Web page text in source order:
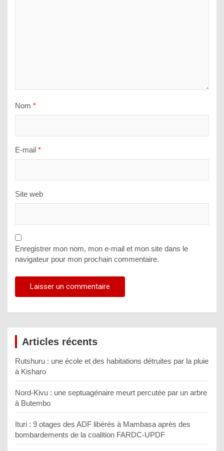
Nom *
E-mail *
Site web
Enregistrer mon nom, mon e-mail et mon site dans le
navigateur pour mon prochain commentaire.
Articles récents
Rutshuru : une école et des habitations détruites par la pluie
à Kisharo
Nord-Kivu : une septuagénaire meurt percutée par un arbre
à Butembo
Ituri : 9 otages des ADF libérés à Mambasa après des
bombardements de la coalition FARDC-UPDF